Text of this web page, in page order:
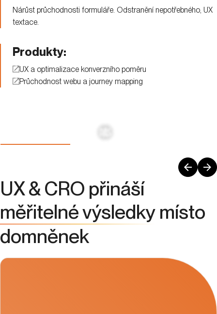
Nárůst průchodnosti formuláře. Odstranění nepotřebného, UX
textace.
Produkty:
UX a optimalizace konverzního poměru
Průchodnost webu a journey mapping
UX & CRO přináší
měřitelné výsledky místo
domněnek